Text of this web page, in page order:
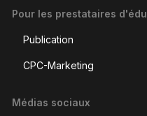
Pour les prestataires
Publication
CPC-Marketing
Médias sociaux